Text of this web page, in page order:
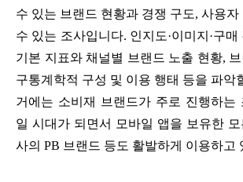
수 있는 브랜드 현황과 경쟁 구도, 사용
수 있는 조사입니다. 인지도·이미지·구
기본 지표와 채널별 브랜드 노출 현황,
구통계학적 구성 및 이용 행태 등을 파악
거에는 소비재 브랜드가 주로 진행하는
일 시대가 되면서 모바일 앱을 보유한
사의 PB 브랜드 등도 활발하게 이용하고